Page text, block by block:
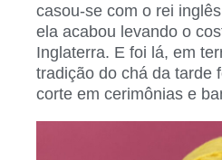
casou-se com o rei
ela acabou levando o
Inglaterra. E foi lá, em
tradição do chá da tarde
corte em cerimônias e